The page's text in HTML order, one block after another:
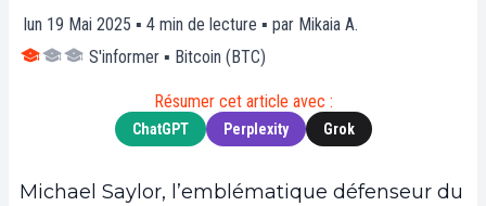
lun 19 Mai 2025 ▪ 4 min de lecture ▪ par Mikaia A.
S'informer ▪ Bitcoin (BTC)
Résumer cet article avec :
ChatGPT Perplexity Grok
Michael Saylor, l’emblématique défenseur du